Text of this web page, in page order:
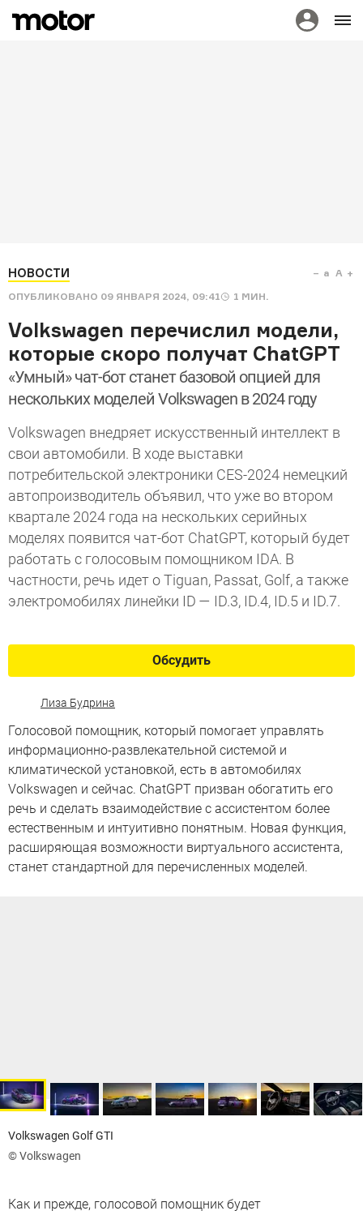
НОВОСТИ
ОПУБЛИКОВАНО 09 ЯНВАРЯ 2024, 09:41 1 МИН.
a A
Volkswagen перечислил модели,
которые скоро получат ChatGPT
«Умный» чат-бот станет базовой опцией для
нескольких моделей Volkswagen в 2024 году
Volkswagen внедряет искусственный интеллект в
свои автомобили. В ходе выставки
потребительской электроники CES-2024 немецкий
автопроизводитель объявил, что уже во втором
квартале 2024 года на нескольких серийных
моделях появится чат-бот ChatGPT, который будет
работать с голосовым помощником IDA. В
частности, речь идет о Tiguan, Passat, Golf, а также
электромобилях линейки ID — ID.3, ID.4, ID.5 и ID.7.
Обсудить
Лиза Будрина
Голосовой помощник, который помогает управлять
информационно-развлекательной системой и
климатической установкой, есть в автомобилях
Volkswagen и сейчас. ChatGPT призван обогатить его
речь и сделать взаимодействие с ассистентом более
естественным и интуитивно понятным. Новая функция,
расширяющая возможности виртуального ассистента,
станет стандартной для перечисленных моделей.
Volkswagen Golf GTI
© Volkswagen
Как и прежде, голосовой помощник будет